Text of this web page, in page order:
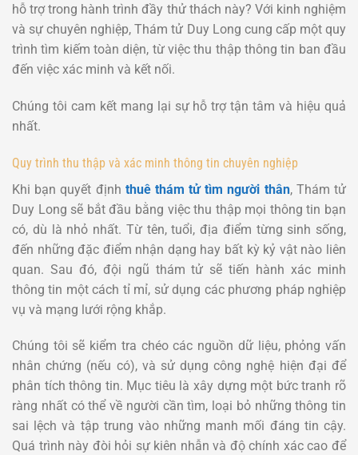
hỗ trợ trong hành trình đầy thử thách này? Với kinh nghiệm
và sự chuyên nghiệp, Thám tử Duy Long cung cấp một quy
trình tìm kiếm toàn diện, từ việc thu thập thông tin ban đầu
đến việc xác minh và kết nối.
Chúng tôi cam kết mang lại sự hỗ trợ tận tâm và hiệu quả
nhất.
Quy trình thu thập và xác minh thông tin chuyên nghiệp
Khi bạn quyết định thuê thám tử tìm người thân, Thám tử
Duy Long sẽ bắt đầu bằng việc thu thập mọi thông tin bạn
có, dù là nhỏ nhất. Từ tên, tuổi, địa điểm từng sinh sống,
đến những đặc điểm nhận dạng hay bất kỳ kỷ vật nào liên
quan. Sau đó, đội ngũ thám tử sẽ tiến hành xác minh
thông tin một cách tỉ mỉ, sử dụng các phương pháp nghiệp
vụ và mạng lưới rộng khắp.
Chúng tôi sẽ kiểm tra chéo các nguồn dữ liệu, phỏng vấn
nhân chứng (nếu có), và sử dụng công nghệ hiện đại để
phân tích thông tin. Mục tiêu là xây dựng một bức tranh rõ
ràng nhất có thể về người cần tìm, loại bỏ những thông tin
sai lệch và tập trung vào những manh mối đáng tin cậy.
Quá trình này đòi hỏi sự kiên nhẫn và độ chính xác cao để